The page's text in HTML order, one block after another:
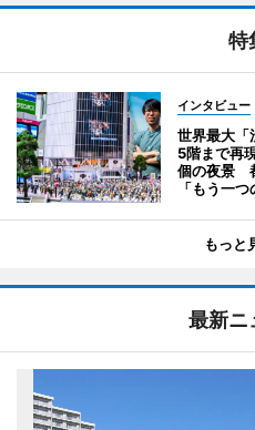
特
インタビュー
世界最大
5階まで再
個の夜景
「もう一つ
もっと
最新ニ